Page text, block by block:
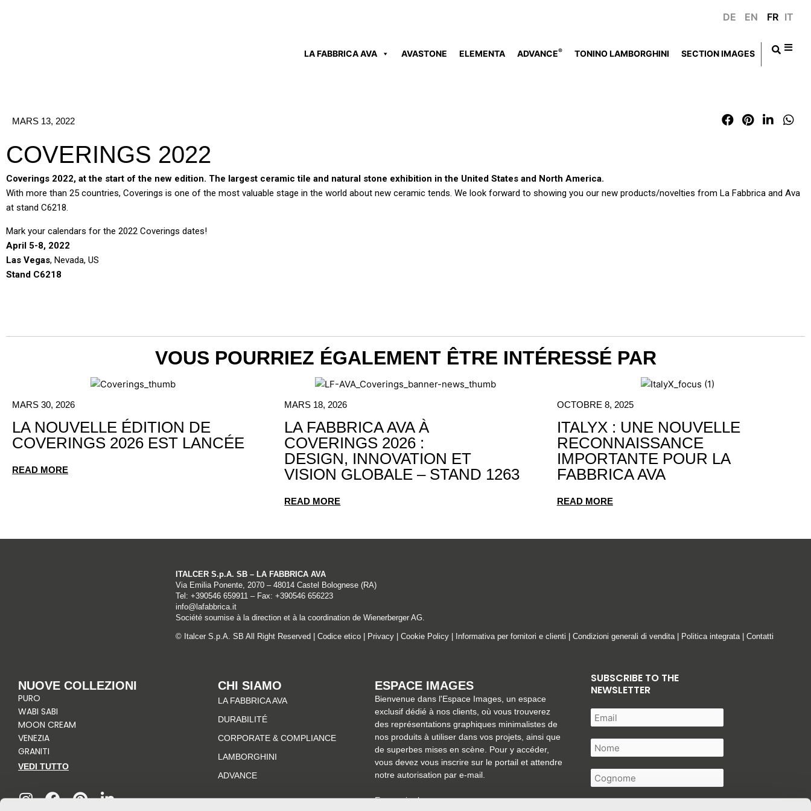
DE EN FR IT
LA FABBRICA AVA AVASTONE ELEMENTA ADVANCE® TONINO LAMBORGHINI SECTION IMAGES
MARS 13, 2022
COVERINGS 2022
Coverings 2022, at the start of the new edition. The largest ceramic tile and natural stone exhibition in the United States and North America.
With more than 25 countries, Coverings is one of the most valuable stage in the world about new ceramic tends. We look forward to showing you our new products/novelties from La Fabbrica and Ava
at stand C6218.
Mark your calendars for the 2022 Coverings dates!
April 5-8, 2022
Las Vegas, Nevada, US
Stand C6218
VOUS POURRIEZ ÉGALEMENT ÊTRE INTÉRESSÉ PAR
MARS 30, 2026
LA NOUVELLE ÉDITION DE
COVERINGS 2026 EST LANCÉE
READ MORE
MARS 18, 2026
LA FABBRICA AVA À
COVERINGS 2026 :
DESIGN, INNOVATION ET
VISION GLOBALE – STAND 1263
READ MORE
OCTOBRE 8, 2025
ITALYX : UNE NOUVELLE
RECONNAISSANCE
IMPORTANTE POUR LA
FABBRICA AVA
READ MORE
ITALCER S.p.A. SB – LA FABBRICA AVA
Via Emilia Ponente, 2070 – 48014 Castel Bolognese (RA)
Tel: +390546 659911– Fax: +390546 656223
info@lafabbrica.it
Société soumise à la direction et à la coordination de Wienerberger AG.
© Italcer S.p.A. SB All Right Reserved | Codice etico| Privacy| Cookie Policy| Informativa per fornitori e clienti Condizioni generali di vendita| Politica integrata| Contatti
NUOVE COLLEZIONI
PURO
WABI SABI
MOON CREAM
VENEZIA
GRANITI
VEDI TUTTO
n
a
i
i
CHI SIAMO
LA FABBRICA AVA
DURABILITÉ
CORPORATE & COMPLIANCE
LAMBORGHINI
ADVANCE
ESPACE IMAGES
Bienvenue dans l'Espace Images, un espace
exclusif dédié à nos clients, où vous trouverez
des représentations graphiques minimalistes de
nos produits à utiliser dans vos projets, ainsi que
de superbes mises en scène. Pour y accéder,
vous devez vous inscrire sur le portail et attendre
notre autorisation par e-mail.
En savoir plus
SUBSCRIBE TO THE
NEWSLETTER